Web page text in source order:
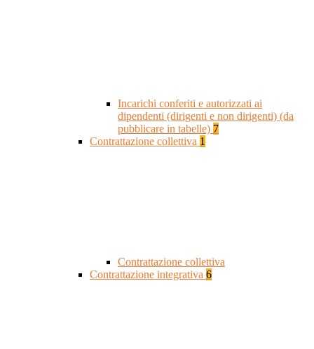
Incarichi conferiti e autorizzati ai
dipendenti (dirigenti e non dirigenti) (da
pubblicare in tabelle) 7
Contrattazione collettiva 1
Contrattazione collettiva
Contrattazione integrativa 6